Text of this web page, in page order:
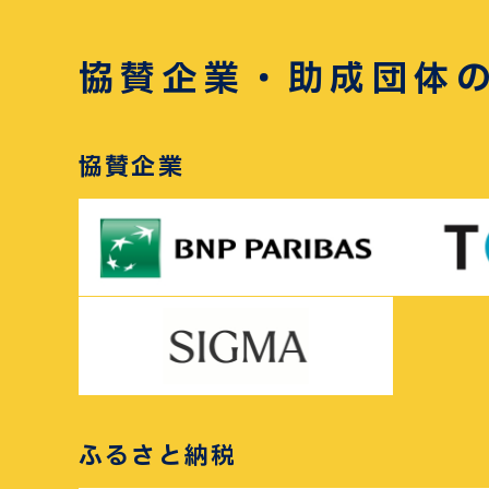
協賛企業・助成団体
協賛企業
ふるさと納税